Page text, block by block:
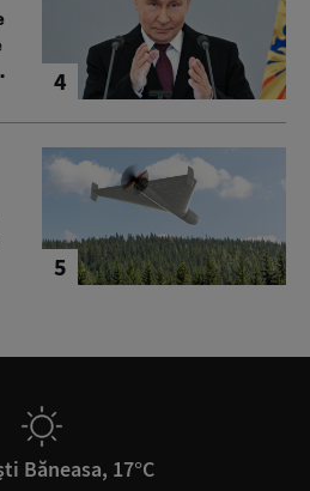
4
5
Băneasa, 17°C